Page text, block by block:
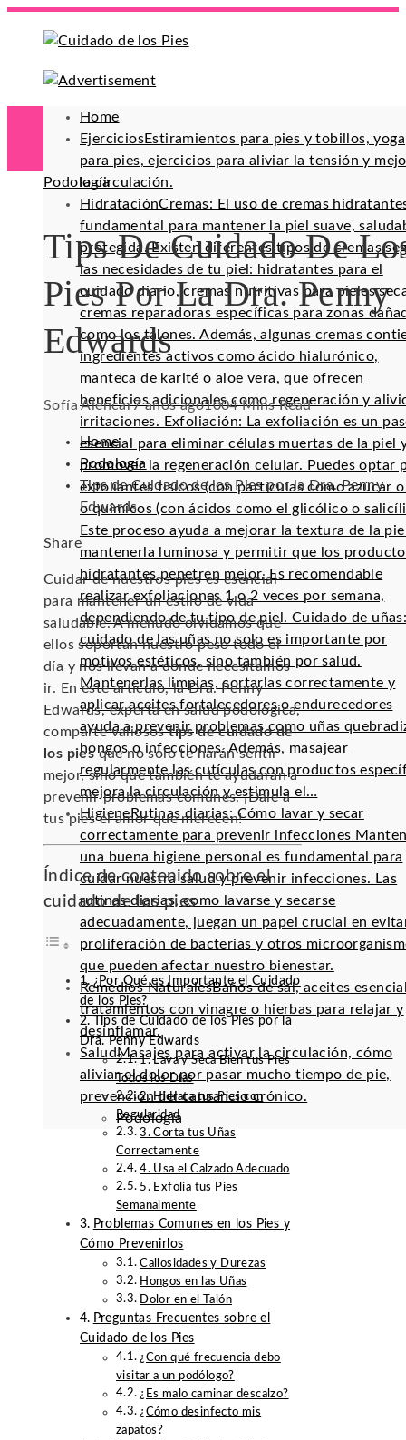
Home
EjerciciosEstiramientos para pies y tobillos, yoga
para pies, ejercicios para aliviar la tensión y
la circulación.
HidrataciónCremas: El uso de cremas
fundamental para mantener la piel suave,
protegida. Existen diferentes tipos de cremas
las necesidades de tu piel: hidratantes para el
cuidado diario, cremas nutritivas para pieles
cremas reparadoras específicas para zonas
como los talones. Además, algunas cremas
ingredientes activos como ácido hialurónico,
manteca de karité o aloe vera, que ofrecen
beneficios adicionales como regeneración y
irritaciones. Exfoliación: La exfoliación es un
esencial para eliminar células muertas de la piel
promover la regeneración celular. Puedes optar
exfoliantes físicos (con partículas como azúcar o
o químicos (con ácidos como el glicólico o
Este proceso ayuda a mejorar la textura de la
mantenerla luminosa y permitir que los
hidratantes penetren mejor. Es recomendable
realizar exfoliaciones 1 o 2 veces por semana,
dependiendo de tu tipo de piel. Cuidado de
cuidado de las uñas no solo es importante por
motivos estéticos, sino también por salud.
Mantenerlas limpias, cortarlas correctamente y
aplicar aceites fortalecedores o endurecedores
ayuda a prevenir problemas como uñas
hongos o infecciones. Además, masajear
regularmente las cutículas con productos
mejora la circulación y estimula el…
HigieneRutinas diarias: Cómo lavar y secar
correctamente para prevenir infecciones
una buena higiene personal es fundamental para
cuidar nuestra salud y prevenir infecciones. Las
rutinas diarias, como lavarse y secarse
adecuadamente, juegan un papel crucial en
proliferación de bacterias y otros
que pueden afectar nuestro bienestar.
Remedios NaturalesBaños de sal, aceites
tratamientos con vinagre o hierbas para relajar y
desinflamar.
SaludMasajes para activar la circulación, cómo
aliviar el dolor por pasar mucho tiempo de pie,
prevención del cansancio crónico.
Podología
Podología
Tips De Cuidado De
Pies Por La Dra. Penny
Edwards
Sofía Alencar7 años ago1004 Mins Read
Home
Podología
Tips de Cuidado de los Pies por la Dra. Penny
Edwards
Facebook
Twitter
LinkedIn
Pinterest
Stumbleupon
Email
Share
Cuidar de nuestros pies es esencial
para mantener un estilo de vida
saludable. A menudo olvidamos que
ellos soportan nuestro peso todo el
día y nos llevan a donde necesitamos
ir. En este artículo, la Dra. Penny
Edwards, experta en salud podológica,
comparte valiosostips de cuidado de
los piesque no solo te harán sentir
mejor, sino que también te ayudarán a
prevenir problemas comunes. ¡Dale a
tus pies el amor que merecen!
Índice de contenido sobre el
cuidado de los pies
¿Por Qué es Importante el Cuidado
de los Pies?
Tips de Cuidado de los Pies por la
Dra. Penny Edwards
1. Lava y Seca Bien tus Pies
Todos los Días
2. Hidrata tus Pies con
Regularidad
3. Corta tus Uñas
Correctamente
4. Usa el Calzado Adecuado
5. Exfolia tus Pies
Semanalmente
Problemas Comunes en los Pies y
Cómo Prevenirlos
Callosidades y Durezas
Hongos en las Uñas
Dolor en el Talón
Preguntas Frecuentes sobre el
Cuidado de los Pies
¿Con qué frecuencia debo
visitar a un podólogo?
¿Es malo caminar descalzo?
¿Cómo desinfecto mis
zapatos?